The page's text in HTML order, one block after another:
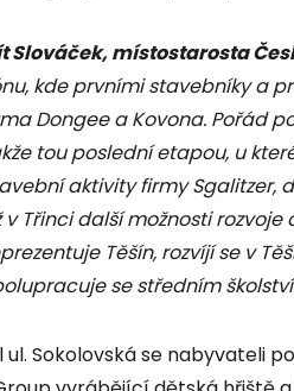
Slováček, místostarosta
kde prvními stavebníky a
Dongee a Kovona. Pořád
tou poslední etapou, u
aktivity firmy Sgalitzer,
v Třinci další možnosti
Těšín, rozvíjí se v
se středním
ul. Sokolovská se nabyvateli